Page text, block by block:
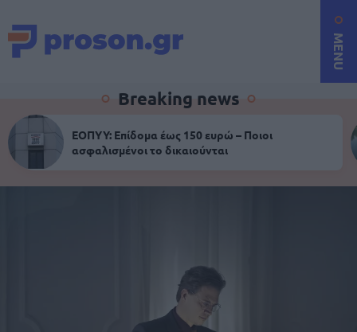
MENU
Breaking news
ΕΟΠΥΥ: Επίδομα έως 150 ευρώ – Ποιοι
ασφαλισμένοι το δικαιούνται